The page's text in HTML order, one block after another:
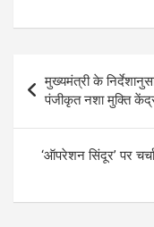
navigation
मुख्यमंत्री के
पंजीकृत नशा मुक्ति
‘ऑपरेशन सिंदूर’ पर